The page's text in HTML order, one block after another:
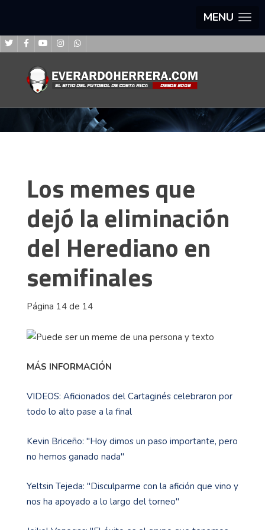
MENU
Los memes que
dejó la eliminación
del Herediano en
semifinales
Página 14 de 14
MÁS INFORMACIÓN
VIDEOS: Aficionados del Cartaginés celebraron por
todo lo alto pase a la final
Kevin Briceño: "Hoy dimos un paso importante, pero
no hemos ganado nada"
Yeltsin Tejeda: "Disculparme con la afición que vino y
nos ha apoyado a lo largo del torneo"